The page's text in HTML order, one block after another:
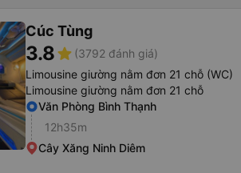
Cúc Tùng
3.8star (3792 đánh giá)
Limousine giường nằm đơn 21 chỗ (WC)
Limousine giường nằm đơn 21 chỗ
Văn Phòng Bình Thạnh
12h35m
Cây Xăng Ninh Diêm